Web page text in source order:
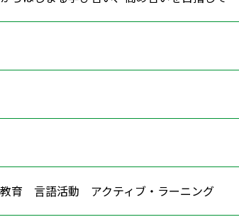
育 言語活動 アクティブ・ラーニング